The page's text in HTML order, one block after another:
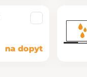
na dopyt